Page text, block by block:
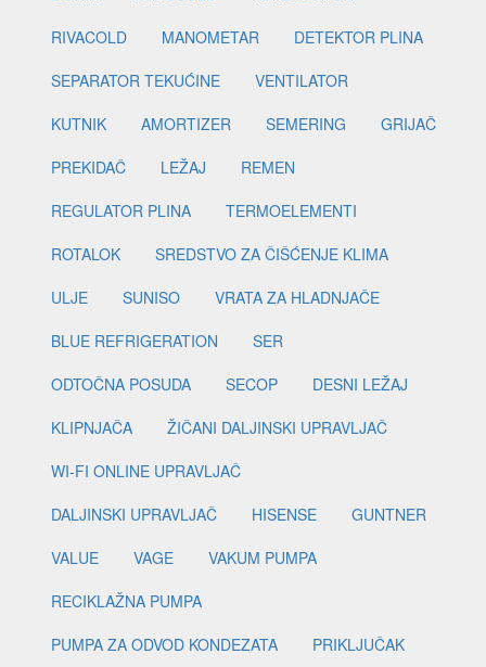
RIVACOLD
MANOMETAR
DETEKTOR PLINA
SEPARATOR TEKUĆINE
VENTILATOR
KUTNIK
AMORTIZER SEMERING
GRIJAČ
PREKIDAČ
LEŽAJ
REMEN
REGULATOR PLINA
TERMOELEMENTI
ROTALOK
SREDSTVO ZA ČIŠĆENJE KLIMA
ULJE
SUNISO
VRATA ZA HLADNJAČE
BLUE REFRIGERATION
SER
ODTOČNA POSUDA
SECOP
DESNI LEŽAJ
KLIPNJAČA
ŽIČANI DALJINSKI UPRAVLJAČ
WI-FI ONLINE UPRAVLJAČ
DALJINSKI UPRAVLJAČ
HISENSE
GUNTNER
VALUE
VAGE
VAKUM PUMPA
RECIKLAŽNA PUMPA
PUMPA ZA ODVOD KONDEZATA
PRIKLJUČAK